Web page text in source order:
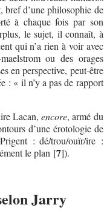
bref d’une philosophie de
à chaque fois par son
le sujet, il connaît, à
qui n’a rien à voir avec
ou des orages
en perspective, peut-être
: « il n’y a pas de rapport
Lacan,encore, armé du
d’une érotologie de
: dé/trou/ouïr/ire :
le plan [7]).
Jarry